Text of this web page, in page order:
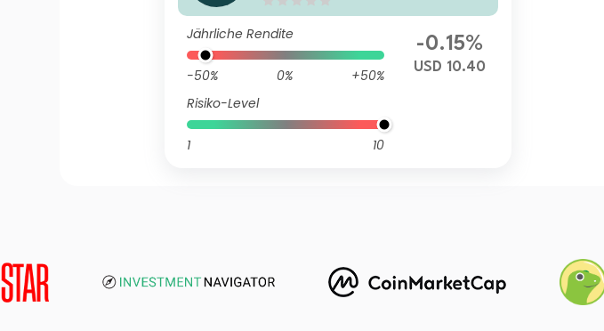
Jährliche Rendite
-50% 0%
+50%
Risiko-Level
1 10
-0.15%
USD 10.40